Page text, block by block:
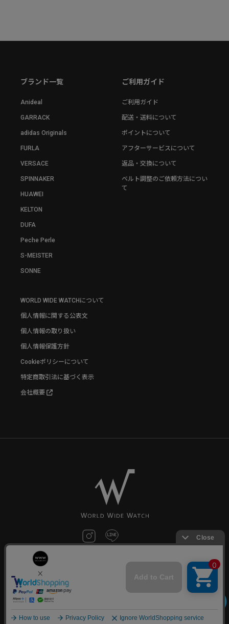
ブランド一覧
Anideal
GARRACK
adidas Originals
FURLA
VERSACE
SPINNAKER
HUAWEI
KELTON
DUFA
Peche Perle
S-MEISTER
SONNE
ご利用ガイド
ご利用ガイド
配送・送料について
ポイントについて
アフターサービスについて
返品・交換について
ベルト調整のご依頼方法につい
て
WORLD WIDE WATCHについて
個人情報に関する公表文
個人情報の取り扱い
個人情報保護方針
Cookieポリシーについて
特定商取引法に基づく表示
会社概要
お問い合わせ
©World Wide Watch All Rights reserved.